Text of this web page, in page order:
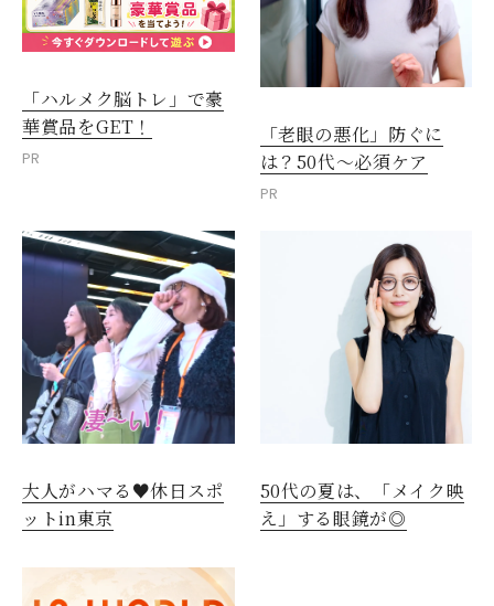
「ハルメク脳トレ」で豪
華賞品をGET！
PR
「老眼の悪化」防ぐに
は？50代～必須ケア
PR
大人がハマる♥休日スポ
ットin東京
50代の夏は、「メイク映
え」する眼鏡が◎